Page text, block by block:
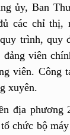
ủy, Ban
các chỉ thị,
trình, quy
đảng viên
viên. Công
xuyên.
địa
chức bộ